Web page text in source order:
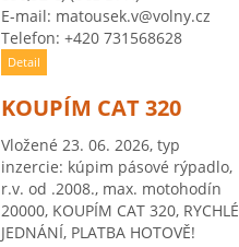
E-mail: matousek.v@volny.cz
Telefon: +420 731568628
Detail
KOUPÍM CAT 320
Vložené 23. 06. 2026, typ
inzercie: kúpim pásové rýpadlo,
r.v. od .2008., max. motohodín
20000, KOUPÍM CAT 320, RYCHLÉ
JEDNÁNÍ, PLATBA HOTOVĚ!